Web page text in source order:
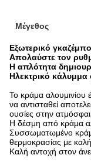
Μέγεθος
Εξωτερικό
Απολαύστε τον
Η απλότητα
Ηλεκτρικό
Το κράμα αλουμινίου
να αντισταθεί
ουσίες στην
Η δέσμη από κράμα
Συσσωματωμένο
θερμοκρασίας με
Καλή αντοχή στον